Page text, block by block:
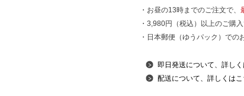
・お昼の13時までのご注文で、
・3,980円（税込）以上のご購
・日本郵便（ゆうパック）での
即日発送について、詳しく
配送について、詳しくはこ